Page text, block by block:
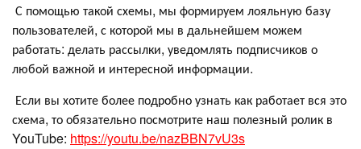
С помощью такой схемы, мы формируем лояльную базу
пользователей, с которой мы в дальнейшем можем
работать: делать рассылки, уведомлять подписчиков о
любой важной и интересной информации.
Если вы хотите более подробно узнать как работает вся это
схема, то обязательно посмотрите наш полезный ролик в
YouTube: https://youtu.be/nazBBN7vU3s